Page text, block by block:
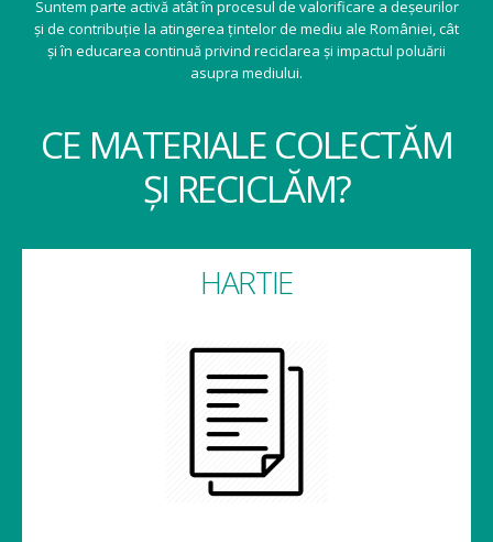
Suntem parte activă atât în procesul de valorificare a deșeurilor
și de contribuție la atingerea țintelor de mediu ale României, cât
și în educarea continuă privind reciclarea și impactul poluării
asupra mediului.
CE MATERIALE COLECTĂM
ȘI RECICLĂM?
HARTIE